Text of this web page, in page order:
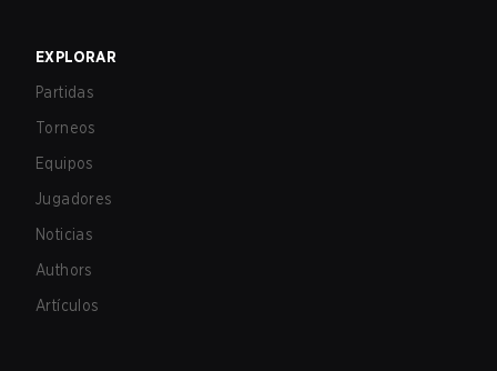
EXPLORAR
Partidas
Torneos
Equipos
Jugadores
Noticias
Authors
Artículos